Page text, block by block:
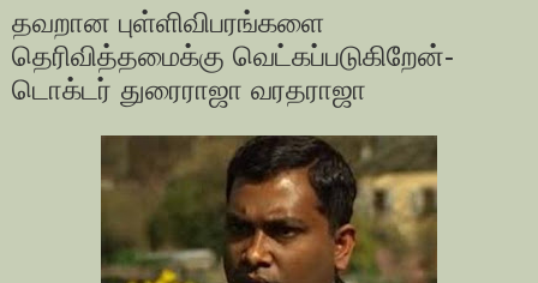
தவறான புள்ளிவிபரங்களை
தெரிவித்தமைக்கு வெட்கப்படுகிறேன்-
டொக்டர் துரைராஜா வரதராஜா